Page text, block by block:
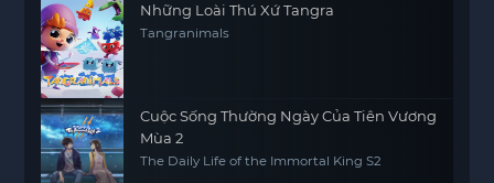
Những Loài Thú Xứ Tangra
Tangranimals
Cuộc Sống Thường Ngày Của Tiên Vương
Mùa 2
The Daily Life of the Immortal King S2